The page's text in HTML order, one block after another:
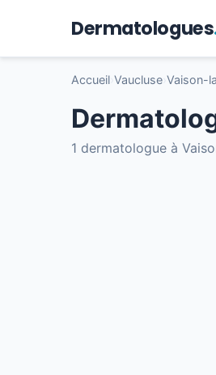
Dermatologues
Accueil Vaucluse Vaison-
1 dermatologue à